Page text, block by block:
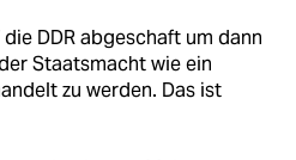
die DDR abgeschaft um dann
Staatsmacht wie ein
zu werden. Das ist